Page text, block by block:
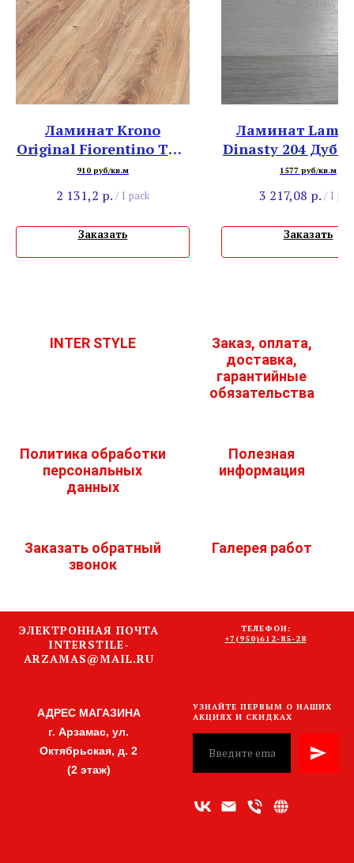
Ламинат Krono
Original Fiorentino ТС 8
32 4V 8642 Дуб Каньон
Белый
910 руб/кв.м
2 131,2 р. / 1 pack
Заказать
Ламинат
Dinasty 204 Дуб
1577 руб/кв.м
3 217,08 р. / 1
Заказать
INTER STYLE
Заказ, оплата,
доставка,
гарантийные
обязательства
Политика обработки
персональных
данных
Полезная
информация
Заказать обратный
звонок
Галерея работ
ЭЛЕКТРОННАЯ ПОЧТА
INTERSTILE-
ARZAMAS@MAIL.RU
ТЕЛЕФОН:
+7(950)612-85-28
АДРЕС МАГАЗИНА
г. Арзамас, ул.
Октябрьская, д. 2
(2 этаж)
УЗНАЙТЕ ПЕРВЫМ О НАШИХ
АКЦИЯХ И СКИДКАХ